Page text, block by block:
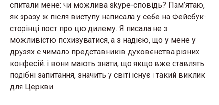
спитали мене: чи можлива skype-сповідь? Пам’ятаю,
як зразу ж після виступу написала у себе на Фейсбук-
сторінці пост про цю дилему. Я писала не з
можливістю похизуватися, а з надією, що у мене у
друзях є чимало представників духовенства різних
конфесій, і вони мають знати, що якщо вже ставлять
подібні запитання, значить у світі існує і такий виклик
для Церкви.